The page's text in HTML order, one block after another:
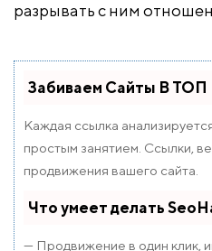
разрывать с ним
Забиваем Сайты В ТОП
Каждая ссылка
простым занятием. Ссылки,
продвижения вашего сайта.
Что умеет делать
— Продвижение в один клик,